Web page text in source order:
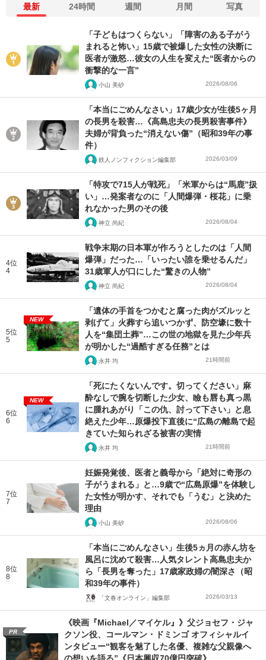
最新 24時間 週間 月間 写真
「子どもはつくらない」「障害のある子がう
まれると怖い」15歳で被爆した女性の決断に
医者が激怒…彼女の人生を変えた“医者からの
衝撃的な一言”
小山 美砂 2026/08/06
「本当にごめんなさい」17歳少女が生後5ヶ月
の長男を殺害…《高島忠夫の長男殺害事件》
夫婦が背負った“消えない傷”（昭和39年の事
件）
鉄人ノンフィクション編集部 2026/03/09
「特攻で715人が戦死」「米軍からは“馬鹿”扱
い」…発案者なのに「人間爆弾・桜花」に乗
れなかった男のその後
神立 尚紀 2026/08/04
4位
4
戦争末期の日本軍が作ろうとしたのは「人間
爆弾」だった…「いったい誰を乗せるんだ」
31歳軍人が口にした“驚きの人物”
神立 尚紀 2026/08/04
5位
5
NEW
「遺体の手首をつかむと腐った肉がズルッと
剥げて」火葬すら追いつかず、防空壕に数十
人を“集団土葬”…この世の地獄を見た少年兵
が明かした“過酷すぎる任務”とは
永井 均 21時間前
6位
6
NEW
「死にたくないんです。切ってください」麻
酔なしで腕を切断した少女、瞼も唇も真っ黒
に腫れあがり「この仇、討って下さい」と息
絶えた少年…原爆投下直後に“広島の離島で起
きていた知られざる被害の実情
永井 均 21時間前
7位
7
妊娠発覚後、医者と義母から「絶対に奇形の
子がうまれる」と…9歳で“広島原爆”を体験し
た女性が明かす、それでも「うむ」と決めた
理由
小山 美砂 2026/08/06
8位
8
「本当にごめんなさい」生後5ヵ月の赤ん坊を
風呂に沈めて殺害…人気タレント高島忠夫か
ら「長男を奪った」17歳家政婦の闇深さ（昭
和39年の事件）
「文春オンライン」編集部 2026/03/13
PR
《映画『Michael／マイケル』》父ジョセフ・ジャ
クソン役、コールマン・ドミンゴ オフィシャルイ
ンタビュー“観客を魅了した名優、複雑な父親像へ